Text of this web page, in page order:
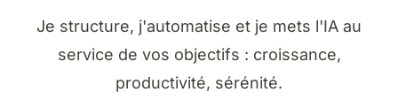
Je structure, j'automatise et je mets l'IA au
service de vos objectifs : croissance,
productivité, sérénité.